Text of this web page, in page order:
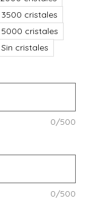
3500 cristales
5000 cristales
Sin cristales
0/500
0/500